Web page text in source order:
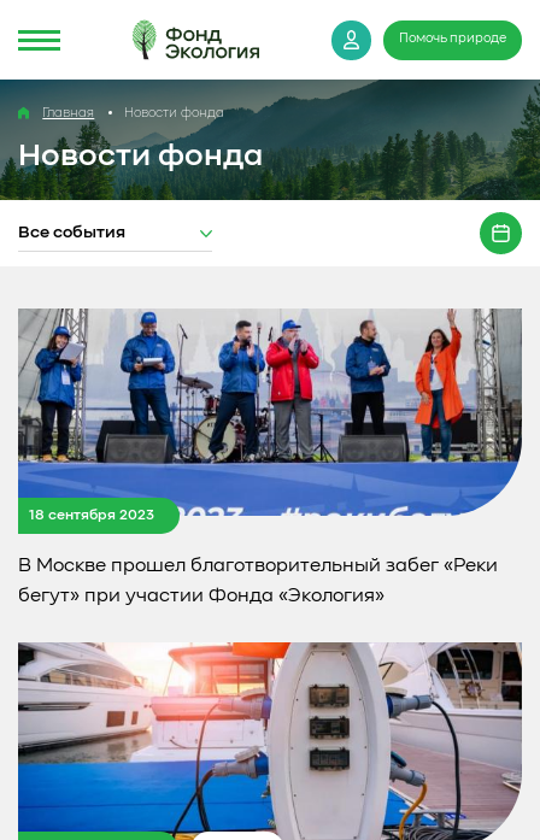
Помочь природе
Главная Новости фонда
Новости фонда
Все события
18 сентября 2023
В Москве прошел благотворительный забег «Реки
бегут» при участии Фонда «Экология»